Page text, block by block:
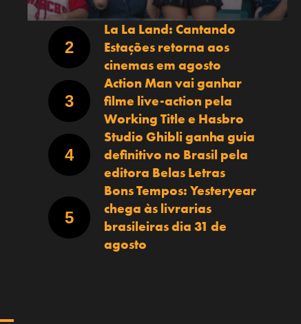
La La Land: Cantando
Estações retorna aos
cinemas em agosto
Action Man vai ganhar
filme live-action pela
Working Title e Hasbro
Studio Ghibli ganha guia
definitivo no Brasil pela
editora Belas Letras
Bons Tempos: Yesteryear
chega às livrarias
brasileiras dia 31 de
agosto